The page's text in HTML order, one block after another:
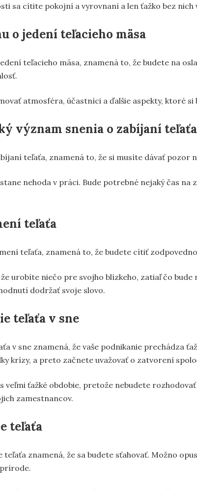
sa cítite pokojní a vyrovnaní a len ťažko bez nich
o jedení teľacieho mäsa
teľacieho mäsa, znamená to, že budete na
atmosféra, účastníci a ďalšie aspekty, ktoré si
význam snenia o zabíjaní teľaťa
teľaťa, znamená to, že si musíte dávať pozor
stane nehoda v práci. Bude potrebné nejaký čas
teľaťa
teľaťa, znamená to, že budete cítiť
urobíte niečo pre svojho blízkeho, zatiaľ čo bude
dodržať svoje slovo.
teľaťa v sne
v sne znamená, že vaše podnikanie prechádza
krízy, a preto začnete uvažovať o zatvorení
veľmi ťažké obdobie, pretože nebudete
zamestnancov.
teľaťa
teľaťa znamená, že sa budete sťahovať. Možno
prírode.